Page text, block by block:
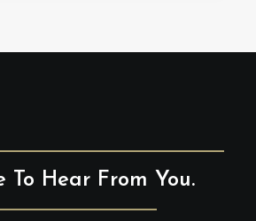
To Hear From You.